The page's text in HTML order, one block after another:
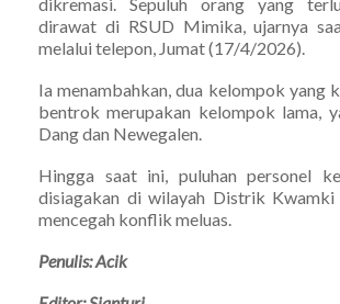
dirawat di RSUD Mimika, ujarnya
melalui telepon, Jumat (17/4/2026).
Ia menambahkan, dua kelompok yang
bentrok merupakan kelompok lama,
Dang dan Newegalen.
Hingga saat ini, puluhan personel
disiagakan di wilayah Distrik Kwamki
mencegah konflik meluas.
Penulis: Acik